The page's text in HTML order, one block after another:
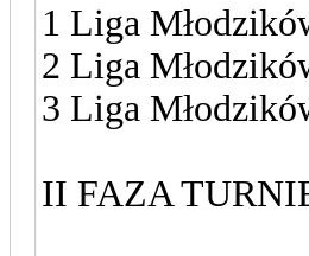
1 Liga
2 Liga
3 Liga
II FAZA